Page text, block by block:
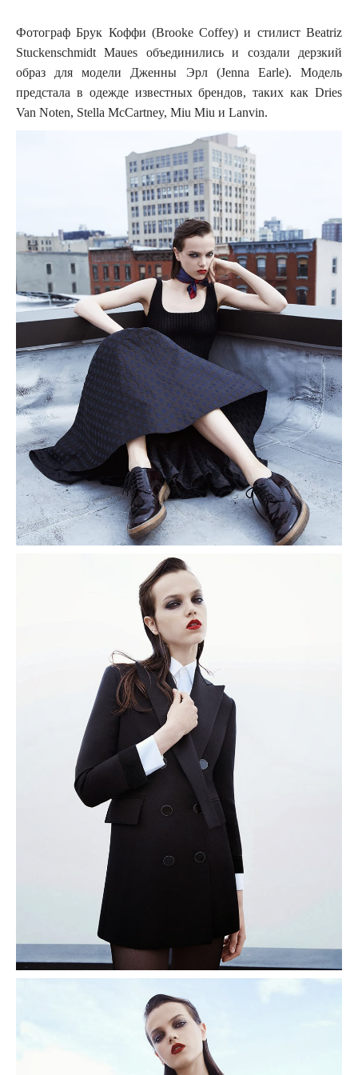
Фотограф Брук Коффи (Brooke Coffey) и стилист Beatriz
Stuckenschmidt Maues объединились и создали дерзкий
образ для модели Дженны Эрл (Jenna Earle). Модель
предстала в одежде известных брендов, таких как Dries
Van Noten, Stella McCartney, Miu Miu и Lanvin.